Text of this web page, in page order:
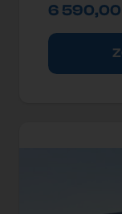
6 590,00